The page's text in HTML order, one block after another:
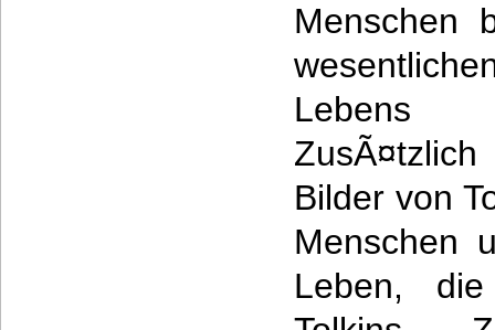
Menschen
Lebens
Bilder von
Menschen
Leben,